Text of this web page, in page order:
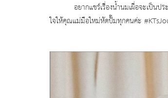
อยากแชร์เรื่องน้ำนมเผื่อจะเป็นประ
ใจให้คุณแม่มือใหม่หัดปั๊มทุกคนค่ะ